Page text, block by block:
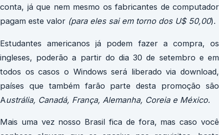
conta, já que nem mesmo os fabricantes de computador
pagam este valor (para eles sai em torno dos U$ 50,00).
Estudantes americanos já podem fazer a compra, os
ingleses, poderão a partir do dia 30 de setembro e em
todos os casos o Windows será liberado via download,
países que também farão parte desta promoção são
Austrália, Canadá, França, Alemanha, Coreia e México.
Mais uma vez nosso Brasil fica de fora, mas caso você